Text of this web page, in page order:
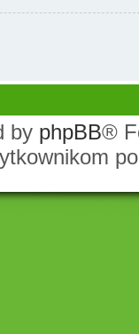
by phpBB®